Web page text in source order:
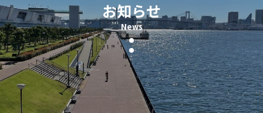
公園・施設紹介
アクセス
よくある質問
お知らせ
News